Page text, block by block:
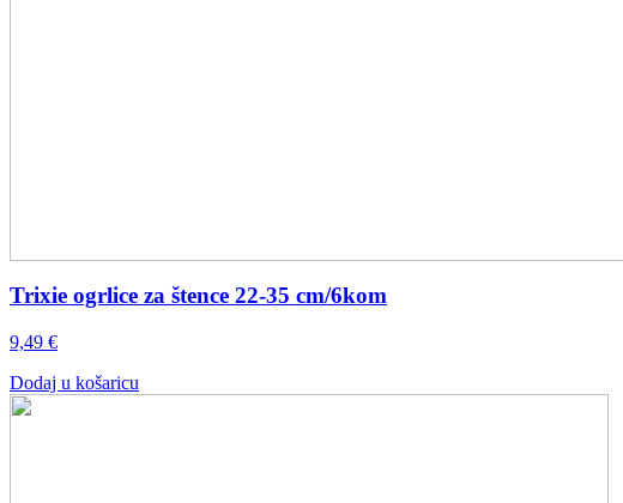
Trixie ogrlice za štence 22-35 cm/6kom
9,49 €
Dodaj u košaricu